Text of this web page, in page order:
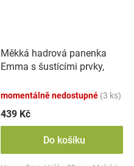
Měkká hadrová panenka
Emma s šustícími prvky,
momentálně nedostupné (3 ks)
439 Kč
Do košíku